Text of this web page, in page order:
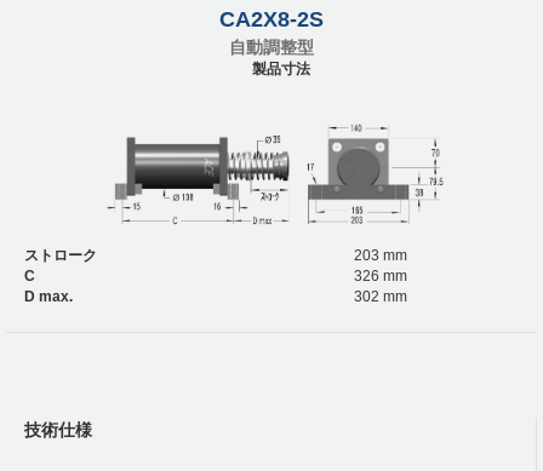
CA2X8-2S
自動調整型
製品寸法
ストローク
203 mm
C
326 mm
D max.
302 mm
技術仕様